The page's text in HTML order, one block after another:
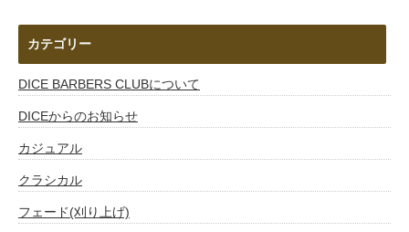
カテゴリー
DICE BARBERS CLUBについて
DICEからのお知らせ
カジュアル
クラシカル
フェード(刈り上げ)